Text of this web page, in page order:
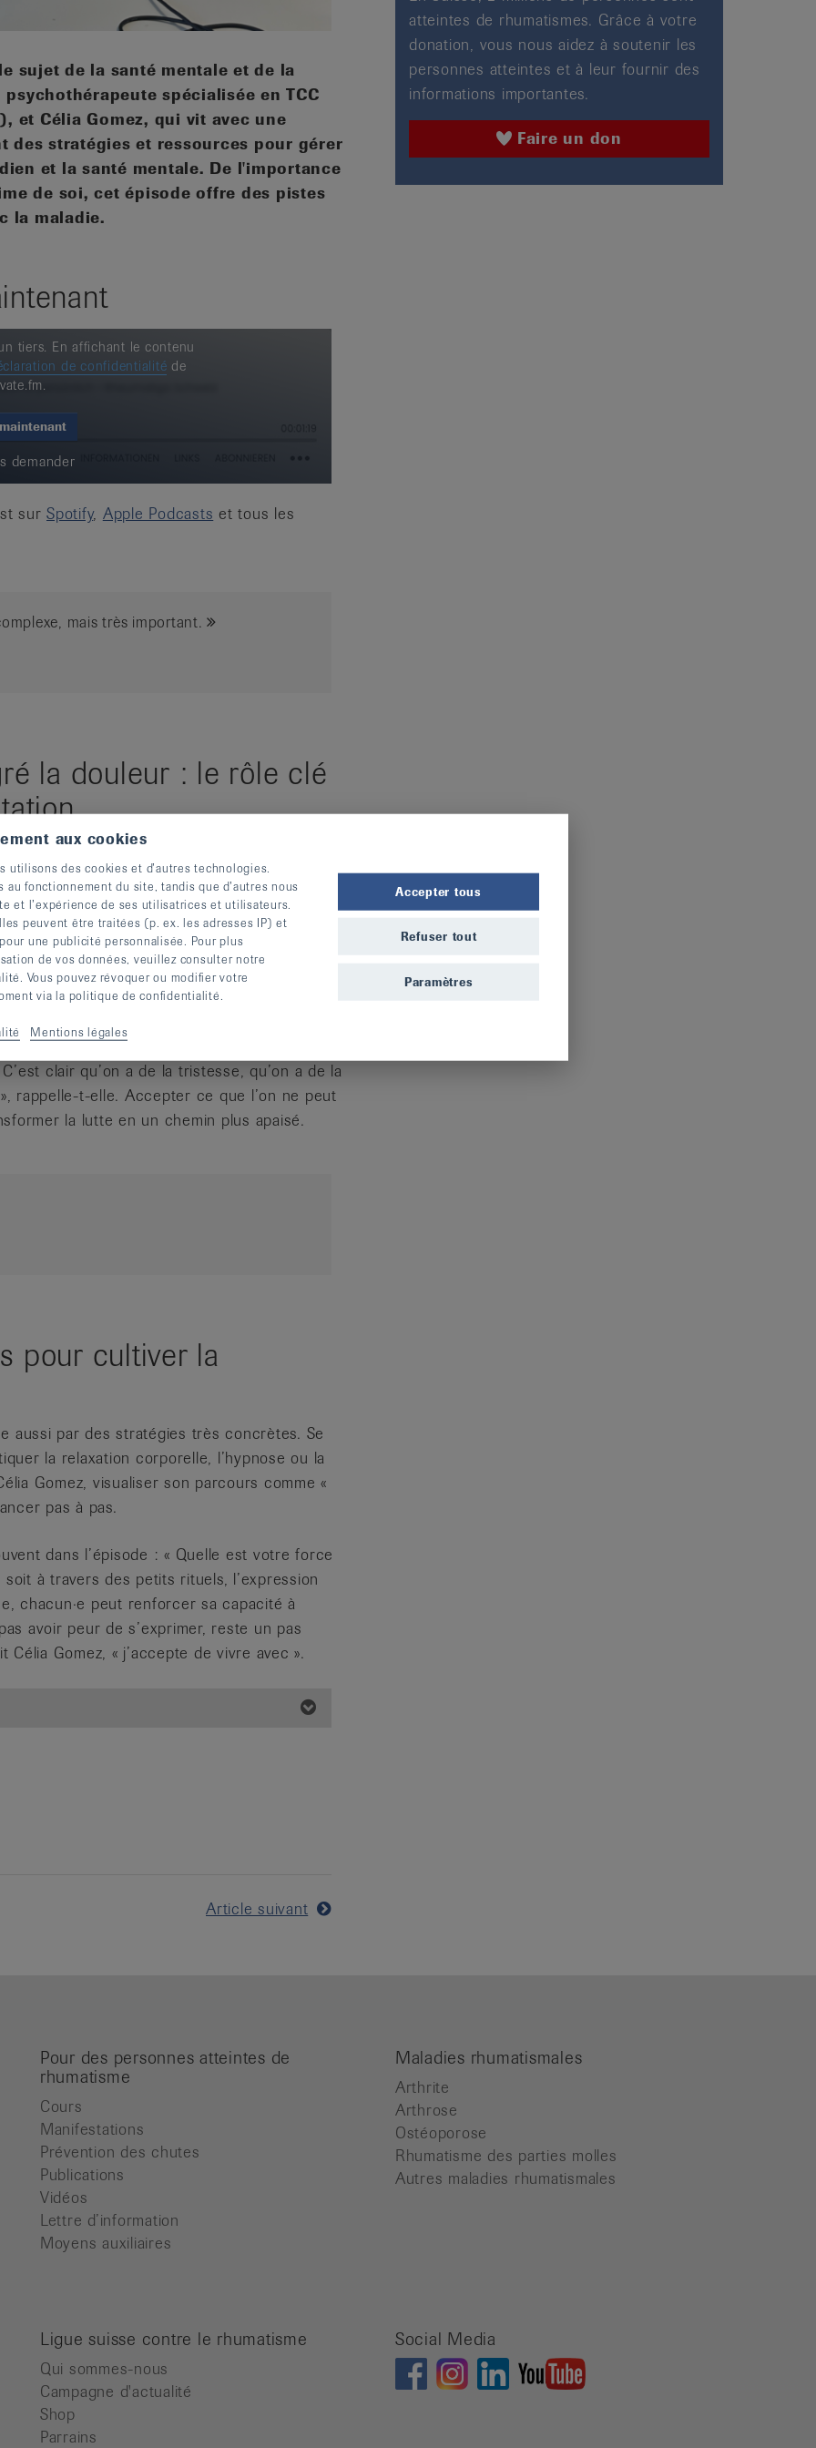
sujet de la santé mentale et de la
spécialisée en TCC
et Célia Gomez, qui vit avec une
des stratégies et ressources pour gérer
et la santé mentale. De l'importance
de soi, cet épisode offre des pistes
la maladie.
tiers. En affichant le contenu
de confidentialité de
demander
sur Spotify, Apple Podcasts et tous les
mais très important.
la douleur : le rôle clé
demande non seulement une
grande stabilité psychique. Célia Gomez, elle-
point le soutien de ses proches a été
: « Ma mère a tout de suite compris mes
la compréhension et la présence,
quant à elle, que demander de l’aide peut
ne signifie pas ignorer la douleur, mais
clair qu’on a de la tristesse, qu’on a de la
rappelle-t-elle. Accepter ce que l’on ne peut
la lutte en un chemin plus apaisé.
pour cultiver la
aussi par des stratégies très concrètes. Se
la relaxation corporelle, l’hypnose ou la
Gomez, visualiser son parcours comme «
pas à pas.
dans l’épisode : « Quelle est votre force
à travers des petits rituels, l’expression
chacun·e peut renforcer sa capacité à
avoir peur de s’exprimer, reste un pas
Gomez, « j’accepte de vivre avec ».
Article suivant
atteintes de rhumatismes. Grâce à votre
donation, vous nous aidez à soutenir les
personnes atteintes et à leur fournir des
informations importantes.
Faire un don
Pour des personnes atteintes de
rhumatisme
Cours
Manifestations
Prévention des chutes
Publications
Vidéos
Lettre d’information
Moyens auxiliaires
Maladies rhumatismales
Arthrite
Arthrose
Ostéoporose
Rhumatisme des parties molles
Autres maladies rhumatismales
Ligue suisse contre le rhumatisme
Qui sommes-nous
Campagne d'actualité
Shop
Parrains
Social Media
aux cookies
utilisons des cookies et d’autres technologies.
fonctionnement du site, tandis que d’autres nous
et l’expérience de ses utilisatrices et utilisateurs.
peuvent être traitées (p. ex. les adresses IP) et
une publicité personnalisée. Pour plus
de vos données, veuillez consulter notre
Vous pouvez révoquer ou modifier votre
via la politique de confidentialité.
Mentions légales
Accepter tous
Refuser tout
Paramètres